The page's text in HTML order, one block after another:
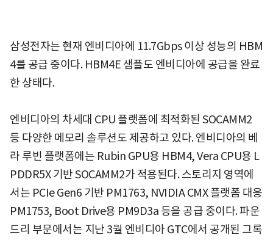
삼성전자는 현재 엔비디아에 11.7Gbps 이상 성능의 HBM
4를 공급 중이다. HBM4E 샘플도 엔비디아에 공급을 완료
한 상태다.
엔비디아의 차세대 CPU 플랫폼에 최적화된 SOCAMM2
등 다양한 메모리 솔루션도 제공하고 있다. 엔비디아의 베
라 루빈 플랫폼에는 Rubin GPU용 HBM4, Vera CPU용 L
PDDR5X 기반 SOCAMM2가 적용된다. 스토리지 영역에
서는 PCIe Gen6 기반 PM1763, NVIDIA CMX 플랫폼 대응
PM1753, Boot Drive용 PM9D3a 등을 공급 중이다. 파운
드리 부문에서는 지난 3월 엔비디아 GTC에서 공개된 그록